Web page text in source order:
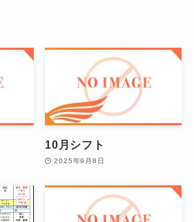
10月シフト
2025年9月8日